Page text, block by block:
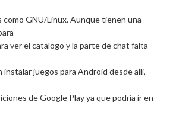
GNU/Linux. Aunque tienen una
ver el catalogo y la parte de chat falta
juegos para Android desde alli,
de Google Play ya que podria ir en